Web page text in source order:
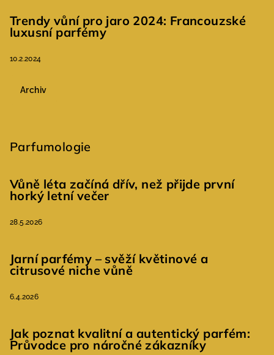
Trendy vůní pro jaro 2024: Francouzské
luxusní parfémy
10.2.2024
Archiv
Parfumologie
Vůně léta začíná dřív, než přijde první
horký letní večer
28.5.2026
Jarní parfémy – svěží květinové a
citrusové niche vůně
6.4.2026
Jak poznat kvalitní a autentický parfém:
Průvodce pro náročné zákazníky